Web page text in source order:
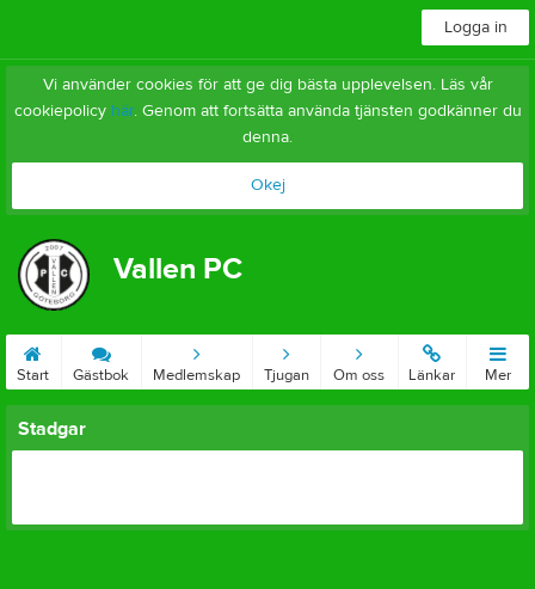
Logga in
Vi använder cookies för att ge dig bästa upplevelsen. Läs vår
cookiepolicy här. Genom att fortsätta använda tjänsten godkänner du
denna.
Okej
Vallen PC
Start Gästbok Medlemskap Tjugan Om oss Länkar Mer
Stadgar